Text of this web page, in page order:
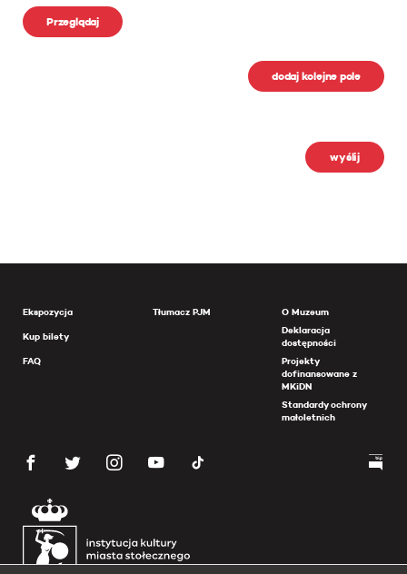
Przeglądaj
dodaj kolejne pole
wyślij
Ekspozycja
Kup bilety
FAQ
Tłumacz PJM
O Muzeum
Deklaracja
dostępności
Projekty
dofinansowane z
MKiDN
Standardy ochrony
małoletnich